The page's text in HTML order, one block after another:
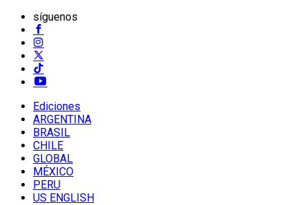
síguenos
Ediciones
ARGENTINA
BRASIL
CHILE
GLOBAL
MÉXICO
PERU
US ENGLISH